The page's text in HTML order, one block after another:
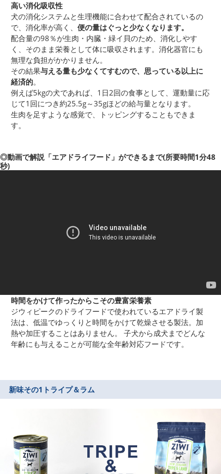
高い消化吸収性
犬の消化システムと生理機能に合わせて配合されているの
で、消化率が高く、便の量はぐっと少なくなります。
配合量の98％が生肉・内臓・緑イ貝のため、消化しやす
く、そのまま栄養として体に吸収されます。消化器官にも
無理な負担がかかりません。
その結果与える量も少なくてすむので、思っている以上に
経済的。
例えば5kgの犬であれば、1日2回の食事として、運動量に応
じて1回につき約25.5g～35gほどの給与量となります。
生肉を足すような感覚で、トッピングすることもできま
す。
◎動画で解説「エアドライフード」ができるまで(所要時間1分48
秒)
時間をかけて作ったからこその豊富栄養素
ジウィピークのドライフードで使われているエアドライ製
法は、低温でゆっくりと時間をかけて乾燥させる製法。加
熱や加圧することはありません。 子犬から成犬までどんな
年齢にも与えることが可能な全年齢対応フードです。
新味その1 トライプ＆ラム